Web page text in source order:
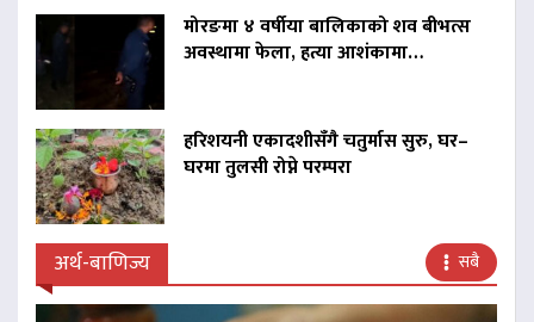
मोरङमा ४ वर्षीया बालिकाको शव बीभत्स
अवस्थामा फेला, हत्या आशंकामा…
हरिशयनी एकादशीसँगै चतुर्मास सुरु, घर–
घरमा तुलसी रोप्ने परम्परा
अर्थ-बाणिज्य सबै